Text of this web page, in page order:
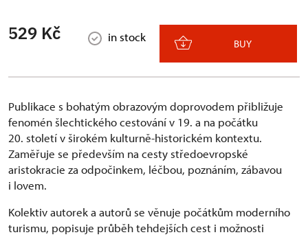
529 Kč in stock BUY
Publikace s bohatým obrazovým doprovodem přibližuje
fenomén šlechtického cestování v 19. a na počátku
20. století v širokém kulturně-historickém kontextu.
Zaměřuje se především na cesty středoevropské
aristokracie za odpočinkem, léčbou, poznáním, zábavou
i lovem.
Kolektiv autorek a autorů se věnuje počátkům moderního
turismu, popisuje průběh tehdejších cest i možnosti